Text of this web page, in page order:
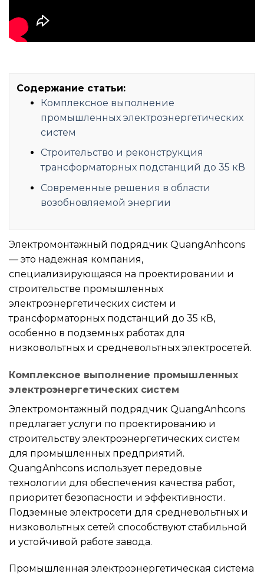
Содержание статьи:
Комплексное выполнение
промышленных электроэнергетических
систем
Строительство и реконструкция
трансформаторных подстанций до 35 кВ
Современные решения в области
возобновляемой энергии
Электромонтажный подрядчик QuangAnhcons
— это надежная компания,
специализирующаяся на проектировании и
строительстве промышленных
электроэнергетических систем и
трансформаторных подстанций до 35 кВ,
особенно в подземных работах для
низковольтных и средневольтных электросетей.
Комплексное выполнение промышленных
электроэнергетических систем
Электромонтажный подрядчик QuangAnhcons
предлагает услуги по проектированию и
строительству электроэнергетических систем
для промышленных предприятий.
QuangAnhcons использует передовые
технологии для обеспечения качества работ,
приоритет безопасности и эффективности.
Подземные электросети для средневольтных и
низковольтных сетей способствуют стабильной
и устойчивой работе завода.
Промышленная электроэнергетическая система